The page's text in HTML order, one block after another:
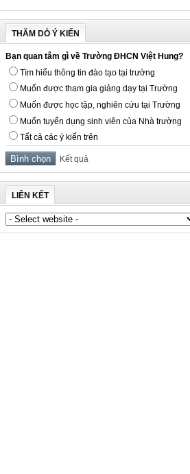
THĂM DÒ Ý KIẾN
Bạn quan tâm gì về Trường ĐHCN Việt Hung?
Tìm hiểu thông tin đào tạo tại trường
Muốn được tham gia giảng dạy tại Trường
Muốn được học tập, nghiên cứu tại Trường
Muốn tuyển dụng sinh viên của Nhà trường
Tất cả các ý kiến trên
Kết quả
LIÊN KẾT